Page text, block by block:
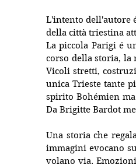
L'intento dell'autore
della città triestina
La piccola Parigi é
corso della storia, la
Vicoli stretti,
unica Trieste tante
spirito Bohémien
Da Brigitte Bardot
Una storia che
immagini evocano
volano via.